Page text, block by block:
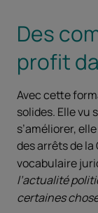
Des
profit
Avec cette
solides. Elle vu
s’améliorer,
des arrêts de
vocabulaire
l’actualité
certaines